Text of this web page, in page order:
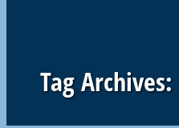
Tag Archives: